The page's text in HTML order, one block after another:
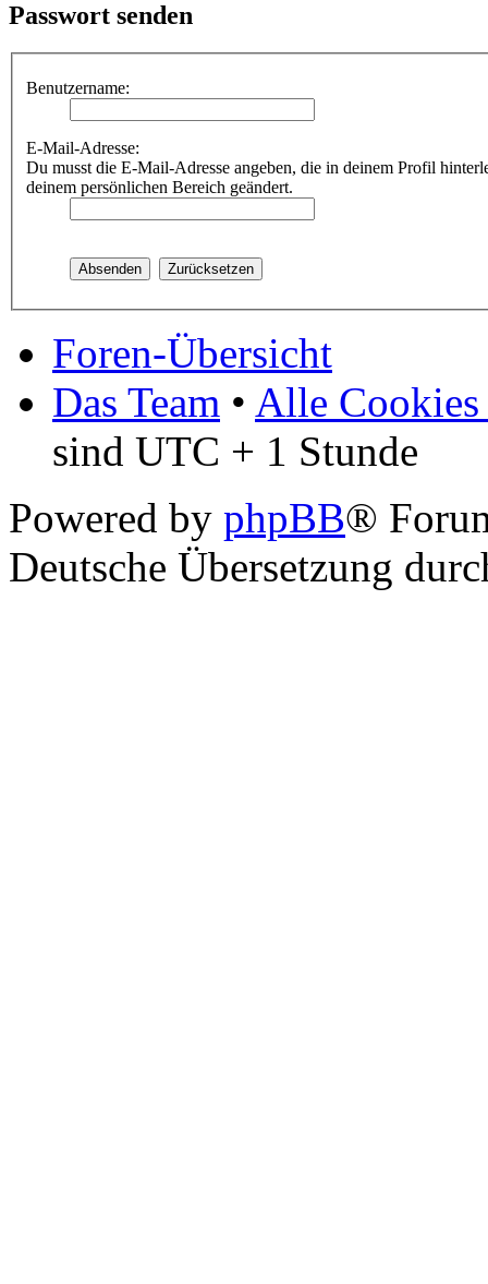
Passwort senden
Benutzername:
E-Mail-Adresse:
Du musst die E-Mail-Adresse angeben, die in deinem Profil
deinem persönlichen Bereich geändert.
Foren-Übersicht
Das Team • Alle Cookies
sind UTC + 1 Stunde
Powered by phpBB®
Deutsche Übersetzung